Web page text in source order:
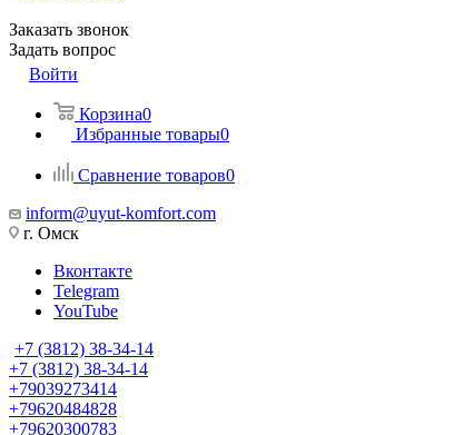
Заказать звонок
Задать вопрос
Войти
Корзина0
Избранные товары0
Сравнение товаров0
inform@uyut-komfort.com
г. Омск
Вконтакте
Telegram
YouTube
+7 (3812) 38-34-14
+7 (3812) 38-34-14
+79039273414
+79620484828
+79620300783